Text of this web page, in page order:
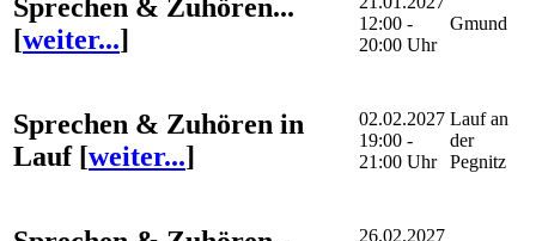
Sprechen & Zuhören...
[weiter...]
12:00 -
20:00 Uhr
Gmund
Sprechen & Zuhören in
Lauf [weiter...]
02.02.2027
19:00 -
21:00 Uhr
Lauf an
der
Pegnitz
26.02.2027